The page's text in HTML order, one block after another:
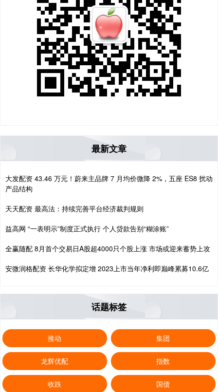
最新文章
大发配资 43.46 万元！蔚来主品牌 7 月均价微降 2%，五座 ES8 扰动
产品结构
天天配资 最高法：持续完善平台经济裁判规则
益高网 “一表明示”制度正式执行 个人贷款告别“糊涂账”
全赢随配 8月首个交易日A股超4000只个股上涨 市场或迎来蓄势上攻
安微润格配资 长华化学拟定增 2023上市当年净利即巅峰累募10.6亿
话题标签
推动 集团
龙辉优配 指数
收跌 国债